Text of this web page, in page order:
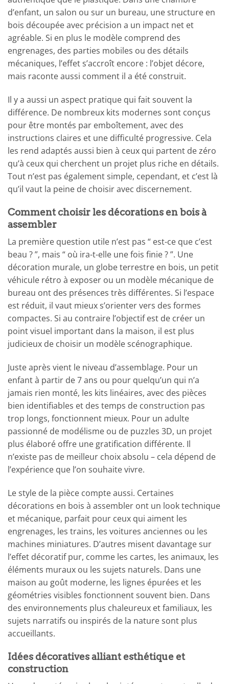
d’enfant, un salon ou sur un bureau, une structure en
bois découpée avec précision a un impact net et
agréable. Si en plus le modèle comprend des
engrenages, des parties mobiles ou des détails
mécaniques, l’effet s’accroît encore : l’objet décore,
mais raconte aussi comment il a été construit.
Il y a aussi un aspect pratique qui fait souvent la
différence. De nombreux kits modernes sont conçus
pour être montés par emboîtement, avec des
instructions claires et une difficulté progressive. Cela
les rend adaptés aussi bien à ceux qui partent de zéro
qu’à ceux qui cherchent un projet plus riche en détails.
Tout n’est pas également simple, cependant, et c’est là
qu’il vaut la peine de choisir avec discernement.
Comment choisir les décorations en bois à
assembler
La première question utile n’est pas “ est-ce que c’est
beau ? ”, mais “ où ira-t-elle une fois finie ? ”. Une
décoration murale, un globe terrestre en bois, un petit
véhicule rétro à exposer ou un modèle mécanique de
bureau ont des présences très différentes. Si l’espace
est réduit, il vaut mieux s’orienter vers des formes
compactes. Si au contraire l’objectif est de créer un
point visuel important dans la maison, il est plus
judicieux de choisir un modèle scénographique.
Juste après vient le niveau d’assemblage. Pour un
enfant à partir de 7 ans ou pour quelqu’un qui n’a
jamais rien monté, les kits linéaires, avec des pièces
bien identifiables et des temps de construction pas
trop longs, fonctionnent mieux. Pour un adulte
passionné de modélisme ou de puzzles 3D, un projet
plus élaboré offre une gratification différente. Il
n’existe pas de meilleur choix absolu – cela dépend de
l’expérience que l’on souhaite vivre.
Le style de la pièce compte aussi. Certaines
décorations en bois à assembler ont un look technique
et mécanique, parfait pour ceux qui aiment les
engrenages, les trains, les voitures anciennes ou les
machines miniatures. D’autres misent davantage sur
l’effet décoratif pur, comme les cartes, les animaux, les
éléments muraux ou les sujets naturels. Dans une
maison au goût moderne, les lignes épurées et les
géométries visibles fonctionnent souvent bien. Dans
des environnements plus chaleureux et familiaux, les
sujets narratifs ou inspirés de la nature sont plus
accueillants.
Idées décoratives alliant esthétique et
construction